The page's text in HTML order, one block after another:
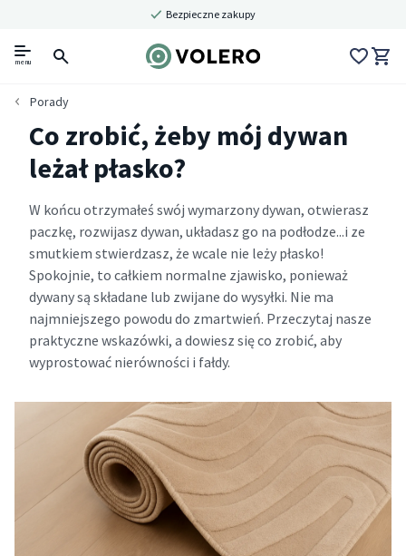
Bezpieczne zakupy
menu
Porady
Co zrobić, żeby mój dywan
leżał płasko?
W końcu otrzymałeś swój wymarzony dywan, otwierasz
paczkę, rozwijasz dywan, układasz go na podłodze...i ze
smutkiem stwierdzasz, że wcale nie leży płasko!
Spokojnie, to całkiem normalne zjawisko, ponieważ
dywany są składane lub zwijane do wysyłki. Nie ma
najmniejszego powodu do zmartwień. Przeczytaj nasze
praktyczne wskazówki, a dowiesz się co zrobić, aby
wyprostować nierówności i fałdy.